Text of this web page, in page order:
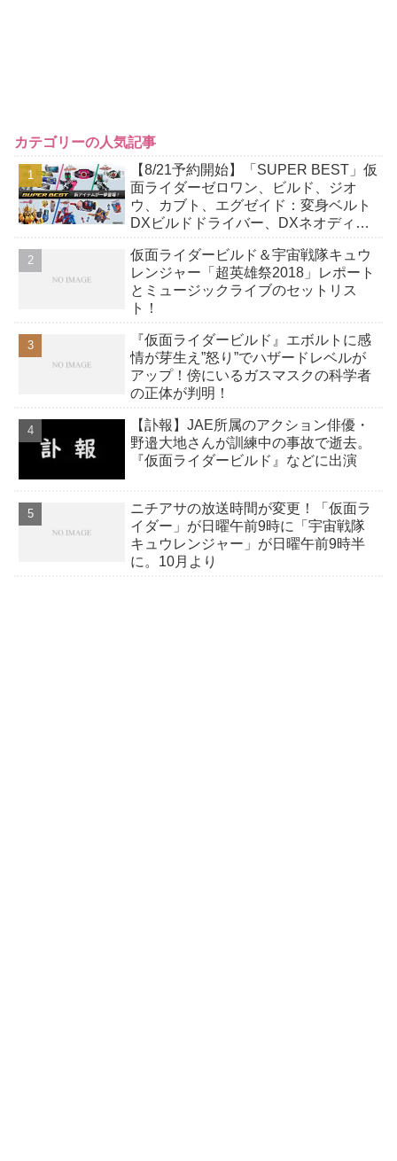
カテゴリーの人気記事
【8/21予約開始】「SUPER BEST」仮
面ライダーゼロワン、ビルド、ジオ
ウ、カブト、エグゼイド：変身ベルト
DXビルドドライバー、DXネオディケ
か12点！
仮面ライダービルド＆宇宙戦隊キュウ
レンジャー「超英雄祭2018」レポート
とミュージックライブのセットリス
ト！
『仮面ライダービルド』エボルトに感
情が芽生え”怒り”でハザードレベルが
アップ！傍にいるガスマスクの科学者
の正体が判明！
【訃報】JAE所属のアクション俳優・
野邉大地さんが訓練中の事故で逝去。
『仮面ライダービルド』などに出演
ニチアサの放送時間が変更！「仮面ラ
イダー」が日曜午前9時に「宇宙戦隊
キュウレンジャー」が日曜午前9時半
に。10月より